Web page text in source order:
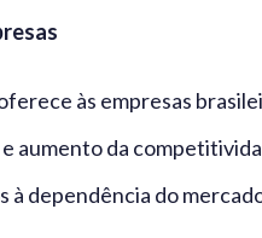
às empresas
aumento da
à dependência do